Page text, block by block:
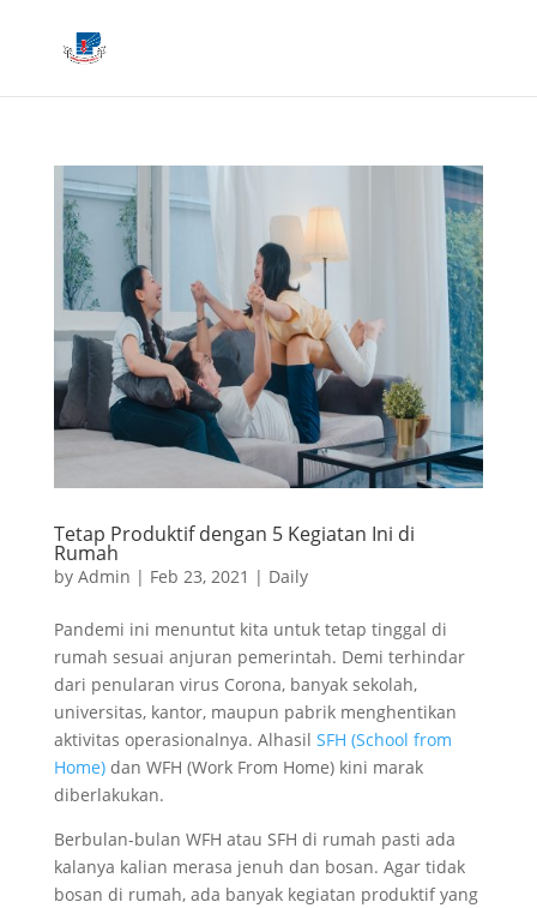
Tetap Produktif dengan 5 Kegiatan Ini di
Rumah
by Admin | Feb 23, 2021 | Daily
Pandemi ini menuntut kita untuk tetap tinggal di
rumah sesuai anjuran pemerintah. Demi terhindar
dari penularan virus Corona, banyak sekolah,
universitas, kantor, maupun pabrik menghentikan
aktivitas operasionalnya. Alhasil SFH (School from
Home)dan WFH (Work From Home) kini marak
diberlakukan.
Berbulan-bulan WFH atau SFH di rumah pasti ada
kalanya kalian merasa jenuh dan bosan. Agar tidak
bosan di rumah, ada banyak kegiatan produktif yang